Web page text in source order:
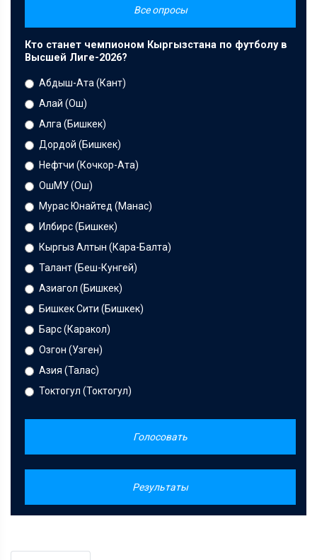
Все опросы
Кто станет чемпионом Кыргызстана по футболу в
Высшей Лиге-2026?
Абдыш-Ата (Кант)
Алай (Ош)
Алга (Бишкек)
Дордой (Бишкек)
Нефтчи (Кочкор-Ата)
ОшМУ (Ош)
Мурас Юнайтед (Манас)
Илбирс (Бишкек)
Кыргыз Алтын (Кара-Балта)
Талант (Беш-Кунгей)
Азиагол (Бишкек)
Бишкек Сити (Бишкек)
Барс (Каракол)
Озгон (Узген)
Азия (Талас)
Токтогул (Токтогул)
Голосовать
Результаты